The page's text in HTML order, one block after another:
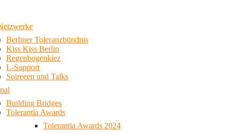
Berliner Toleranzbündnis
Kiss Kiss Berlin
Regenbogenkiez
L-Support
Soireeen und Talks
Building Bridges
Tolerantia Awards
Tolerantia Awards 2024